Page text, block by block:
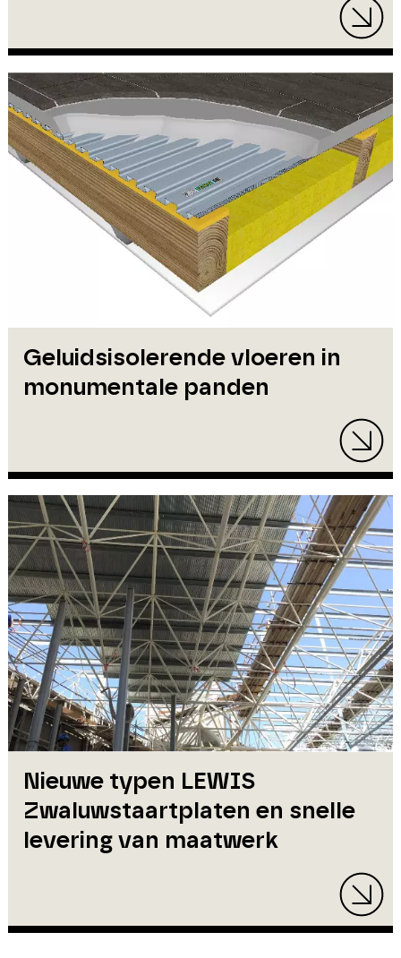
Geluidsisolerende vloeren in
monumentale panden
Nieuwe typen LEWIS
Zwaluwstaartplaten en snelle
levering van maatwerk